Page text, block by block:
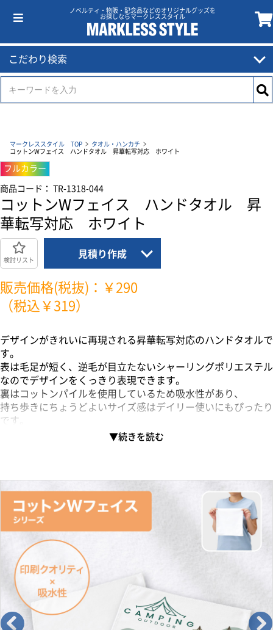
ノベルティ・物販・記念品などのオリジナルグッズを
お探しならマークレススタイル
こだわり検索
マークレススタイル TOP
タオル・ハンカチ
コットンWフェイス ハンドタオル 昇華転写対応 ホワイト
フルカラー
商品コード： TR-1318-044
コットンWフェイス ハンドタオル 昇
華転写対応 ホワイト
検討リスト
見積り作成
販売価格(税抜)：￥290
（税込￥319）
デザインがきれいに再現される昇華転写対応のハンドタオルで
す。
表は毛足が短く、逆毛が目立たないシャーリングポリエステル
なのでデザインをくっきり表現できます。
裏はコットンパイルを使用しているため吸水性があり、
持ち歩きにちょうどよいサイズ感はデイリー使いにもぴったり
です。
フルカラーでの印刷を活かした、アーティストやキャラクター